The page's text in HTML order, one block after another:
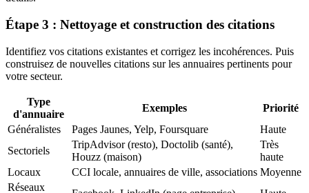
Étape 3 : Nettoyage et construction des citations
Identifiez vos citations existantes et corrigez les incohérences. Puis
construisez de nouvelles citations sur les annuaires pertinents pour
votre secteur.
Type
d'annuaire
Exemples
Priorité
Généralistes
Pages Jaunes, Yelp, Foursquare
Haute
Sectoriels
TripAdvisor (resto), Doctolib (santé),
Houzz (maison)
Très
haute
Locaux
CCI locale, annuaires de ville, associations Moyenne
Réseaux